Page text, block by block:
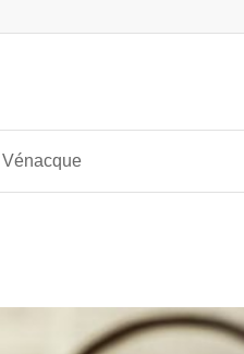
Vénacque